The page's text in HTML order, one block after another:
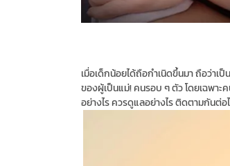
เมื่อเด็กน้อยได้ถือกำเนิดขึ้นมา ถือว่าเ
ของผู้เป็นแม่! คนรอบ ๆ ตัว โดยเฉพา
อย่างไร ควรดูแลอย่างไร ติดตามกันต่อ